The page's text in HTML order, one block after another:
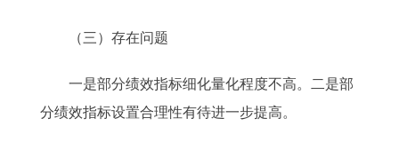
（三）存在问题
一是部分绩效指标细化量化程度不高。二是部
分绩效指标设置合理性有待进一步提高。